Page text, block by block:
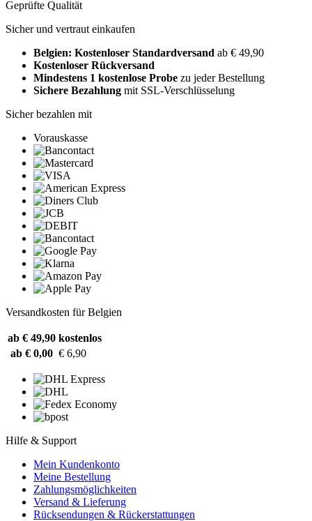
Geprüfte Qualität
Sicher und vertraut einkaufen
Belgien: Kostenloser Standardversand ab € 49,90
Kostenloser Rückversand
Mindestens 1 kostenlose Probe zu jeder Bestellung
Sichere Bezahlung mit SSL-Verschlüsselung
Sicher bezahlen mit
Vorauskasse
Versandkosten für Belgien
ab € 49,90 kostenlos
ab € 0,00 € 6,90
Hilfe & Support
Mein Kundenkonto
Meine Bestellung
Zahlungsmöglichkeiten
Versand & Lieferung
Rücksendungen & Rückerstattungen